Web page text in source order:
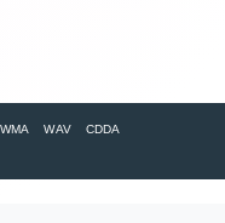
WMA WAV CDDA